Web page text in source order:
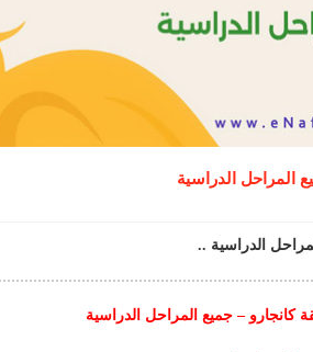
المراحل الدراسية
الدراسية ..
كانجارو – جميع المراحل الدراسية